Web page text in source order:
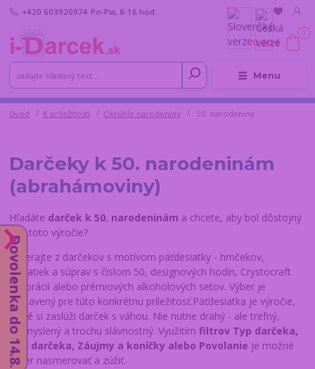
Menu
+420 603920974 Po-Pia, 8-16 hod.
0
0,00 €
Úvod K príležitosti Okrúhle narodeniny 50. narodeniny
Darčeky k 50. narodeninám
(abrahámoviny)
Hľadáte darček k 50. narodeninám a chcete, aby bol dôstojný
ako toto výročie?
Vyberajte z darčekov s motívom päťdesiatky - hrnčekov,
placatiek a súprav s číslom 50, designových hodín, Crystocraft
dekorácií alebo prémiových alkoholových setov. Výber je
zostavený pre túto konkrétnu príležitosť.Päťdesiatka je výročie,
ktoré si zaslúži darček s váhou. Nie nutne drahý - ale trefný,
premyslený a trochu slávnostný. Využitímfiltrov Typ darčeka,
Štýl darčeka, Záujmy a koníčky alebo Povolanie je možné
výber nasmerovať a zúžiť.
Dovolenka do 14.8.